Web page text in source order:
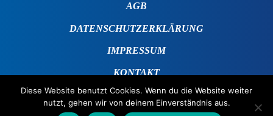
AGB
DATENSCHUTZERKLÄRUNG
IMPRESSUM
KONTAKT
Diese Website benutzt Cookies. Wenn du die Website weiter
nutzt, gehen wir von deinem Einverständnis aus.